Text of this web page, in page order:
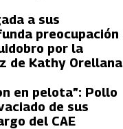
a sus
preocupación
por la
de Kathy Orellana
en pelota”: Pollo
de sus
del CAE